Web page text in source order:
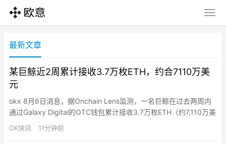
最新文章
某巨鲸近2周累计接收3.7万枚ETH，约合7110万美
元
okx 8月6日消息，据Onchain Lens监测，一名巨鲸在过去两周内
通过Galaxy Digital的OTC钱包累计接收3.7万枚ETH（约7,110万美
元），最近一笔1万枚ETH（约1,910万美元）于过去3小时内到
账。
OK快讯 11分钟前